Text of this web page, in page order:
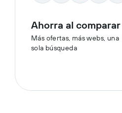
Ahorra al comparar
Más ofertas, más webs, una
sola búsqueda